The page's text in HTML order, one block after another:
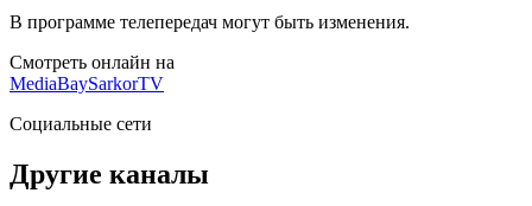
В программе телепередач могут быть изменения.
Смотреть онлайн на
MediaBaySarkorTV
Социальные сети
Другие каналы